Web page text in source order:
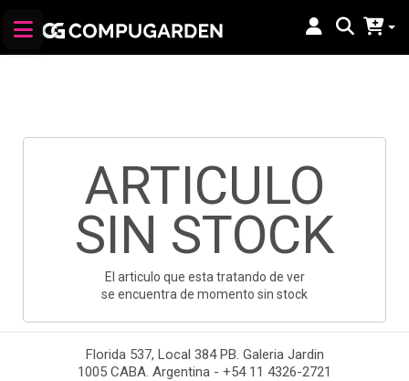
ARTICULO
SIN STOCK
El articulo que esta tratando de ver
se encuentra de momento sin stock
Florida 537, Local 384 PB. Galeria Jardin
1005 CABA. Argentina - +54 11 4326-2721